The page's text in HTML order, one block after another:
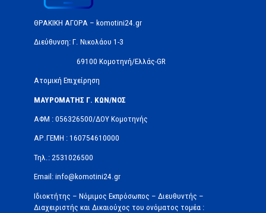
ΘΡΑΚΙΚΗ ΑΓΟΡΑ – komotini24.gr
Διεύθυνση: Γ. Νικολάου 1-3
69100 Κομοτηνή/Ελλάς-GR
Ατομική Επιχείρηση
ΜΑΥΡΟΜΑΤΗΣ Γ. ΚΩΝ/ΝΟΣ
ΑΦΜ : 056326500/ΔOΥ Κομοτηνής
ΑΡ.ΓΕΜΗ : 160754610000
Τηλ.: 2531026500
Email: info@komotini24.gr
Ιδιοκτήτης – Νόμιμος Εκπρόσωπος – Διευθυντής –
Διαχειριστής και Δικαιούχος του ονόματος τομέα :